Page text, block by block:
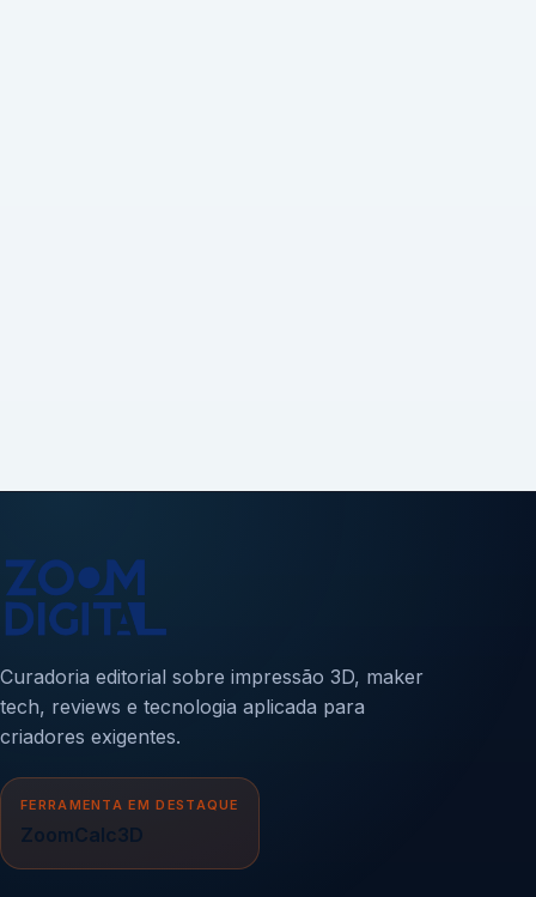
Curadoria editorial sobre impressão 3D, maker
tech, reviews e tecnologia aplicada para
criadores exigentes.
FERRAMENTA EM DESTAQUE
ZoomCalc3D